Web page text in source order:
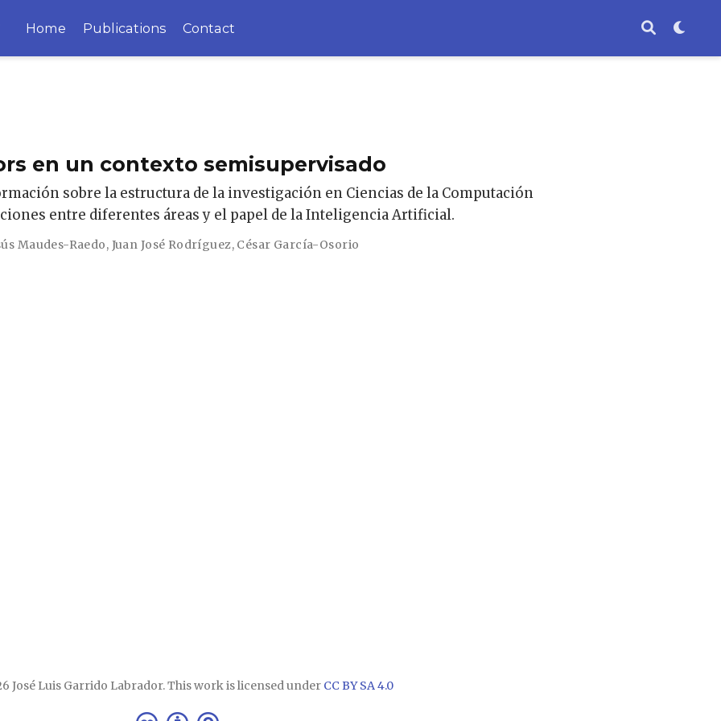
Home Publications Contact
en un contexto semisupervisado
sobre la estructura de la investigación en Ciencias de la Computación
entre diferentes áreas y el papel de la Inteligencia Artificial.
Maudes-Raedo, Juan José Rodríguez, César García-Osorio
José Luis Garrido Labrador. This work is licensed under CC BY SA 4.0